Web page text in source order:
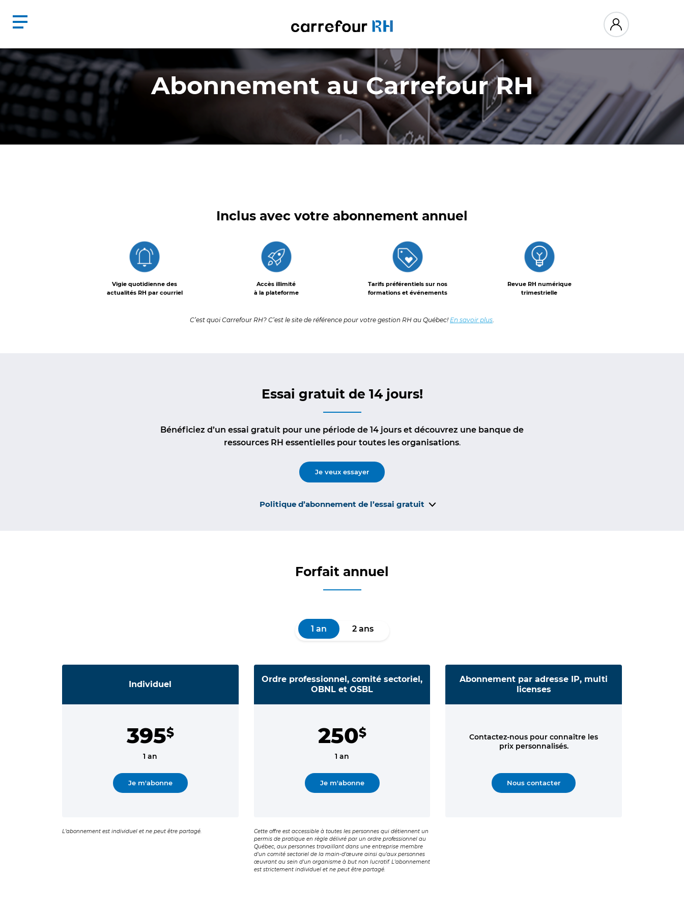
Abonnement au Carrefour RH
Inclus avec votre abonnement annuel
Vigie quotidienne des
actualités RH par courriel
Accès illimité
à la plateforme
Tarifs préférentiels sur nos
formations et événements
Revue RH numérique
trimestrielle
C’est quoi Carrefour RH? C’est le site de référence pour votre gestion RH au Québec! En savoir plus
Essai gratuit de 14 jours!
Bénéficiez d’un essai gratuit pour une période de 14 jours et découvrez une banque de
ressources RH essentielles pour toutes les organisations.
Je veux essayer
Politique d’abonnement de l’essai gratuit
Forfait annuel
1 an 2 ans
Individuel
395$
1 an
Je m'abonne
L’abonnement est individuel et ne peut être partagé.
Ordre professionnel, comité sectoriel,
OBNL et OSBL
250$
1 an
Je m'abonne
Cette offre est accessible à toutes les personnes qui détiennent un
permis de pratique en règle délivré par un ordre professionnel au
Québec, aux personnes travaillant dans une entreprise membre
d'un comité sectoriel de la main-d'œuvre ainsi qu'aux personnes
œuvrant au sein d'un organisme à but non lucratif. L'abonnement
est strictement individuel et ne peut être partagé.
Abonnement par adresse IP, multi
licenses
Contactez-nous pour connaître les
prix personnalisés.
Nous contacter